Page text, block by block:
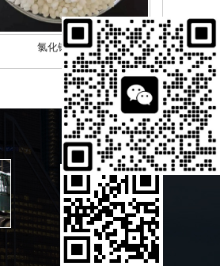
氯化铵厂家